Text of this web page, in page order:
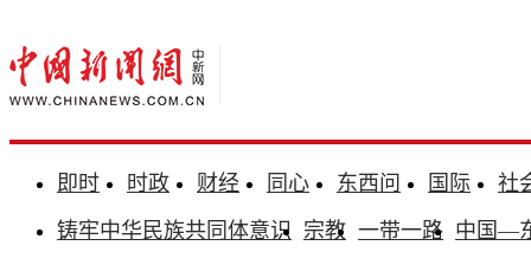
即时 时政 财经 同心 东西问 国际
社
铸牢中华民族共同体意识 宗教 一带一路 中国—